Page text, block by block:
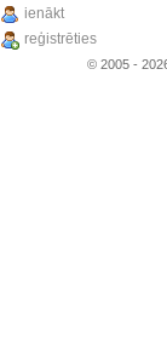
ienākt
reģistrēties
© 2005 -